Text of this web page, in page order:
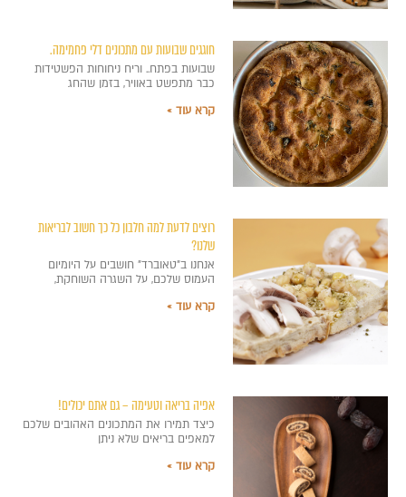
חוגגים שבועות עם מתכונים דלי פחמימה.
שבועות בפתח.. וריח ניחוחות הפשטידות
כבר מתפשט באוויר, בזמן שהחג
קרא עוד »
רוצים לדעת למה חלבון כל כך חשוב לבריאות
שלנו?
אנחנו ב"טאוברד" חושבים על היומיום
העמוס שלכם, על השגרה השוחקת,
קרא עוד »
אפיה בריאה וטעימה – גם אתם יכולים!
כיצד תמירו את המתכונים האהובים שלכם
למאפים בריאים שלא ניתן
קרא עוד »